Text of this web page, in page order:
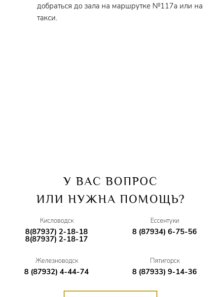
добраться до зала на маршрутке №117а или на
такси.
У ВАС ВОПРОС
ИЛИ НУЖНА ПОМОЩЬ?
Кисловодск
8(87937) 2-18-18
8(87937) 2-18-17
Ессентуки
8 (87934) 6-75-56
Железноводск
8 (87932) 4-44-74
Пятигорск
8 (87933) 9-14-36